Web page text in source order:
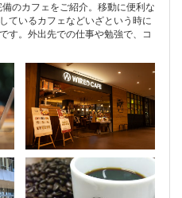
のカフェをご紹介。移動に便利な
ているカフェなどいざという時に
す。外出先での仕事や勉強で、コ